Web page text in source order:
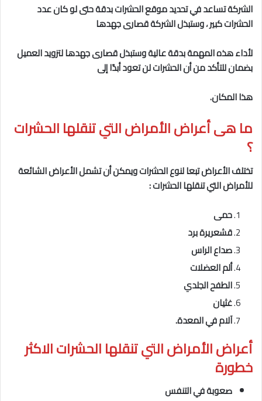
الشركة تساعد في تحديد موقع الحشرات بدقة حتى لو كان عدد
الحشرات كبير ، وستبذل الشركة قصارى جهدها
لأداء هذه المهمة بدقة عالية وستبذل قصارى جهدها لتزويد العميل
بضمان للتأكد من أن الحشرات لن تعود أبدًا إلى
هذا المكان.
ما هىأعراض الأمراض التي تنقلها الحشرات
؟
تختلف الأعراض تبعا لنوع الحشرات ويمكن أن تشمل الأعراض الشائعة
للأمراض التي تنقلها الحشرات :
حمى
قشعريرة برد
صداع الراس
ألم العضلات
الطفح الجلدي
غثيان
آلام في المعدة.
أعراض الأمراض التي تنقلها الحشراتالاكثر
خطورة
صعوبة في التنفس